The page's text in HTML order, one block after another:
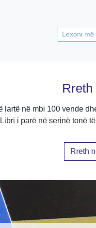
Lexoni më
Rreth
në mbi 100 vende
i parë në serinë tonë
Rreth